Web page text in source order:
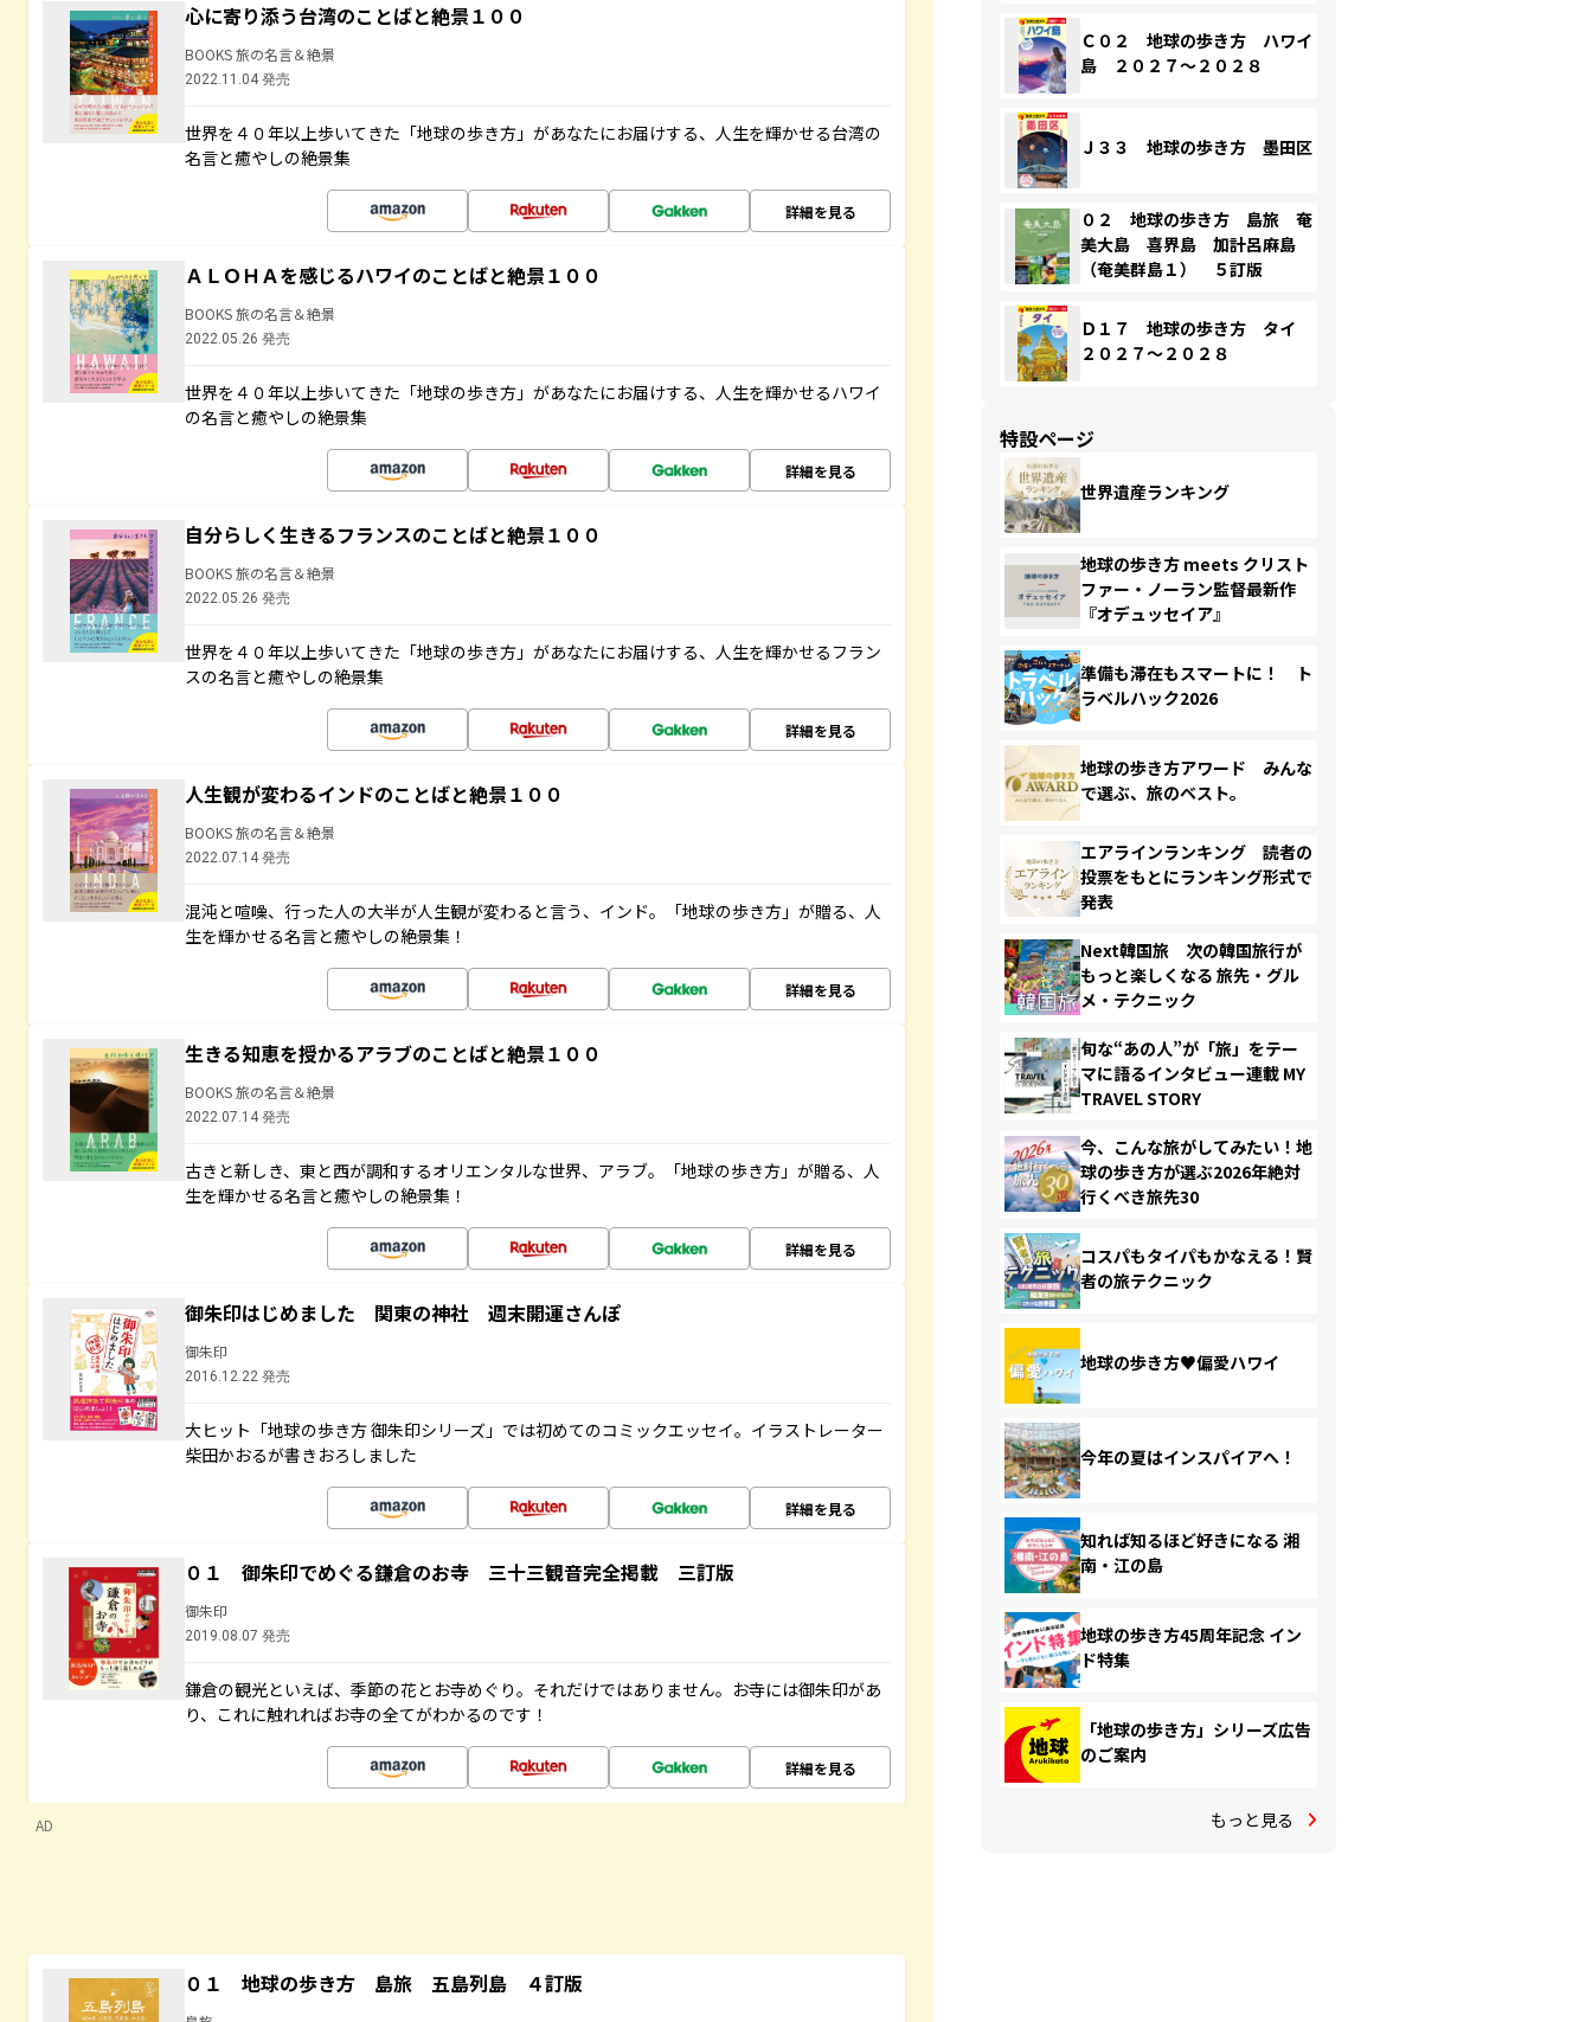
心に寄り添う台湾のことばと絶景１００
BOOKS 旅の名言＆絶景
2022.11.04 発売
世界を４０年以上歩いてきた「地球の歩き方」があなたにお届けする、人生を輝かせる台湾の
名言と癒やしの絶景集
詳細を見る
ＡＬＯＨＡを感じるハワイのことばと絶景１００
BOOKS 旅の名言＆絶景
2022.05.26 発売
世界を４０年以上歩いてきた「地球の歩き方」があなたにお届けする、人生を輝かせるハワイ
の名言と癒やしの絶景集
詳細を見る
自分らしく生きるフランスのことばと絶景１００
BOOKS 旅の名言＆絶景
2022.05.26 発売
世界を４０年以上歩いてきた「地球の歩き方」があなたにお届けする、人生を輝かせるフラン
スの名言と癒やしの絶景集
詳細を見る
人生観が変わるインドのことばと絶景１００
BOOKS 旅の名言＆絶景
2022.07.14 発売
混沌と喧噪、行った人の大半が人生観が変わると言う、インド。「地球の歩き方」が贈る、人
生を輝かせる名言と癒やしの絶景集！
詳細を見る
生きる知恵を授かるアラブのことばと絶景１００
BOOKS 旅の名言＆絶景
2022.07.14 発売
古きと新しき、東と西が調和するオリエンタルな世界、アラブ。「地球の歩き方」が贈る、人
生を輝かせる名言と癒やしの絶景集！
詳細を見る
御朱印はじめました 関東の神社 週末開運さんぽ
御朱印
2016.12.22 発売
大ヒット「地球の歩き方 御朱印シリーズ」では初めてのコミックエッセイ。イラストレーター
柴田かおるが書きおろしました
詳細を見る
０１ 御朱印でめぐる鎌倉のお寺 三十三観音完全掲載 三訂版
御朱印
2019.08.07 発売
鎌倉の観光といえば、季節の花とお寺めぐり。それだけではありません。お寺には御朱印があ
り、これに触れればお寺の全てがわかるのです！
詳細を見る
AD
０１ 地球の歩き方 島旅 五島列島 ４訂版
Ｃ０２ 地球の歩き方 ハワイ
島 ２０２７～２０２８
Ｊ３３ 地球の歩き方 墨田区
０２ 地球の歩き方 島旅 奄
美大島 喜界島 加計呂麻島
（奄美群島１） ５訂版
Ｄ１７ 地球の歩き方 タイ
２０２７～２０２８
特設ページ
世界遺産ランキング
地球の歩き方 meets クリスト
ファー・ノーラン監督最新作
『オデュッセイア』
準備も滞在もスマートに！ ト
ラベルハック2026
地球の歩き方アワード みんな
で選ぶ、旅のベスト。
エアラインランキング 読者の
投票をもとにランキング形式で
発表
Next韓国旅 次の韓国旅行が
もっと楽しくなる 旅先・グル
メ・テクニック
旬な“あの人”が「旅」をテー
マに語るインタビュー連載 MY
TRAVEL STORY
今、こんな旅がしてみたい！地
球の歩き方が選ぶ2026年絶対
行くべき旅先30
コスパもタイパもかなえる！賢
者の旅テクニック
地球の歩き方♥偏愛ハワイ
今年の夏はインスパイアへ！
知れば知るほど好きになる 湘
南・江の島
地球の歩き方45周年記念 イン
ド特集
「地球の歩き方」シリーズ広告
のご案内
もっと見る